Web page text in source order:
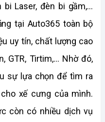
Laser, đèn bi gầm,...
tại Auto365 toàn bộ
uy tín, chất lượng cao
GTR, Tirtim,... Nhờ đó,
sự lựa chọn để tìm ra
xế cưng của mình.
còn có nhiều dịch vụ